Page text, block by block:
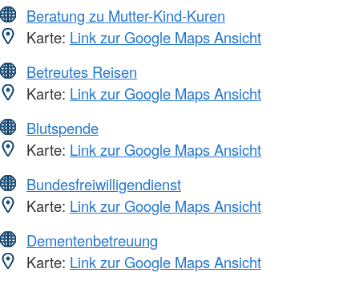
Beratung zu Mutter-Kind-Kuren
Karte: Link zur Google Maps Ansicht
Betreutes Reisen
Karte: Link zur Google Maps Ansicht
Blutspende
Karte: Link zur Google Maps Ansicht
Bundesfreiwilligendienst
Karte: Link zur Google Maps Ansicht
Dementenbetreuung
Karte: Link zur Google Maps Ansicht